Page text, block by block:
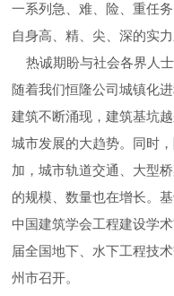
一系列急、难、险、重任
自身高、精、尖、深的实力
热诚期盼与社会各界人
随着我们恒隆公司城镇化
建筑不断涌现，建筑基坑
城市发展的大趋势。同时
加，城市轨道交通、大型
的规模、数量也在增长。
中国建筑学会工程建设学
届全国地下、水下工程技
州市召开。